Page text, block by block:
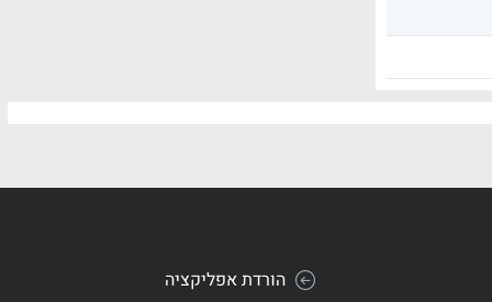
הורדת אפליקציה